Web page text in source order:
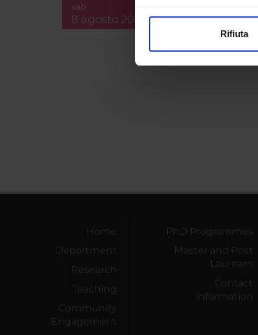
modificare o ritirare il
Rifiuta
sab
8 agosto 2026
Home
Department
Research
Teaching
Community
Engagement
PhD Programmes
Master and Post
Lauream
Contact
information